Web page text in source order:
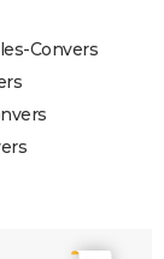
Convers